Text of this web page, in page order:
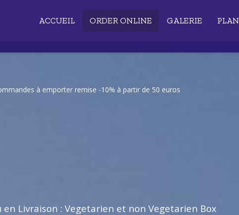
ACCUEIL ORDER ONLINE GALERIE PLAN
à emporter remise -10% à partir de 50 euros
Livraison : Vegetarien et non Vegetarien Box